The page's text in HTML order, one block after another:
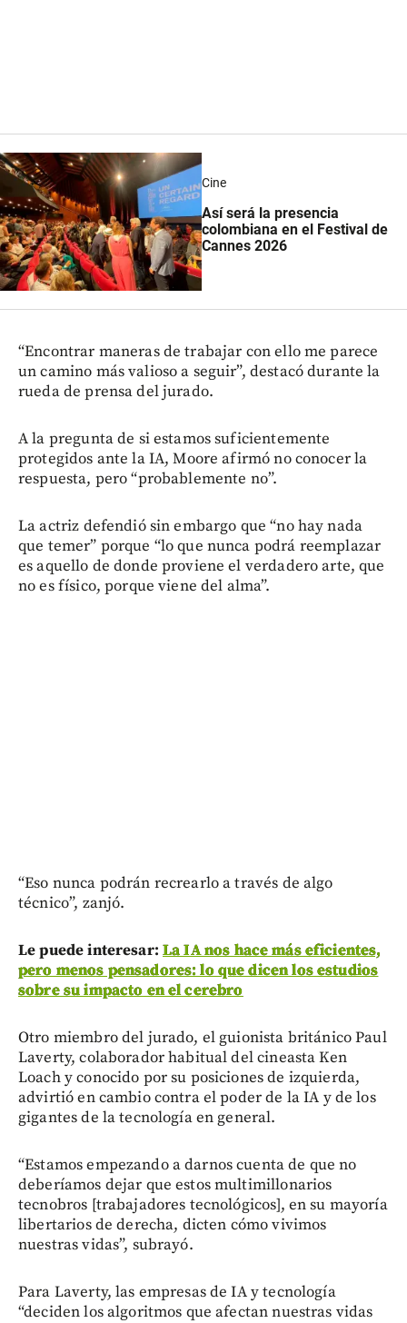
Cine
Así será la presencia
colombiana en el Festival de
Cannes 2026
“Encontrar maneras de trabajar con ello me parece
un camino más valioso a seguir”, destacó durante la
rueda de prensa del jurado.
A la pregunta de si estamos suficientemente
protegidos ante la IA, Moore afirmó no conocer la
respuesta, pero “probablemente no”.
La actriz defendió sin embargo que “no hay nada
que temer” porque “lo que nunca podrá reemplazar
es aquello de donde proviene el verdadero arte, que
no es físico, porque viene del alma”.
“Eso nunca podrán recrearlo a través de algo
técnico”, zanjó.
Le puede interesar: La IA nos hace más eficientes,
pero menos pensadores: lo que dicen los estudios
sobre su impacto en el cerebro
Otro miembro del jurado, el guionista británico Paul
Laverty, colaborador habitual del cineasta Ken
Loach y conocido por su posiciones de izquierda,
advirtió en cambio contra el poder de la IA y de los
gigantes de la tecnología en general.
“Estamos empezando a darnos cuenta de que no
deberíamos dejar que estos multimillonarios
tecnobros [trabajadores tecnológicos], en su mayoría
libertarios de derecha, dicten cómo vivimos
nuestras vidas”, subrayó.
Para Laverty, las empresas de IA y tecnología
“deciden los algoritmos que afectan nuestras vidas